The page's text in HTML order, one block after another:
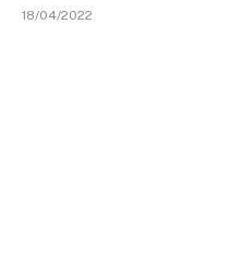
18/04/2022